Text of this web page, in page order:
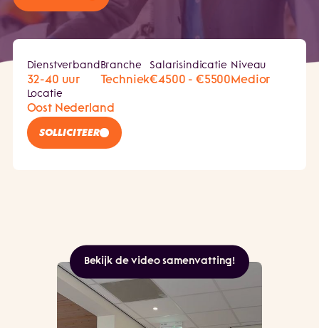
Bekijk de video samenvatting!
Dienstverband
32-40 uur
Branche
Techniek
Salarisindicatie
€4500 - €5500
Niveau
Medior
Locatie
Oost Nederland
SOLLICITEER